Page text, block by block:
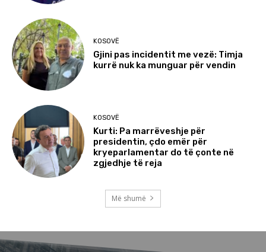
KOSOVË
Gjini pas incidentit me vezë: Timja
kurrë nuk ka munguar për vendin
KOSOVË
Kurti: Pa marrëveshje për
presidentin, çdo emër për
kryeparlamentar do të çonte në
zgjedhje të reja
Më shumë